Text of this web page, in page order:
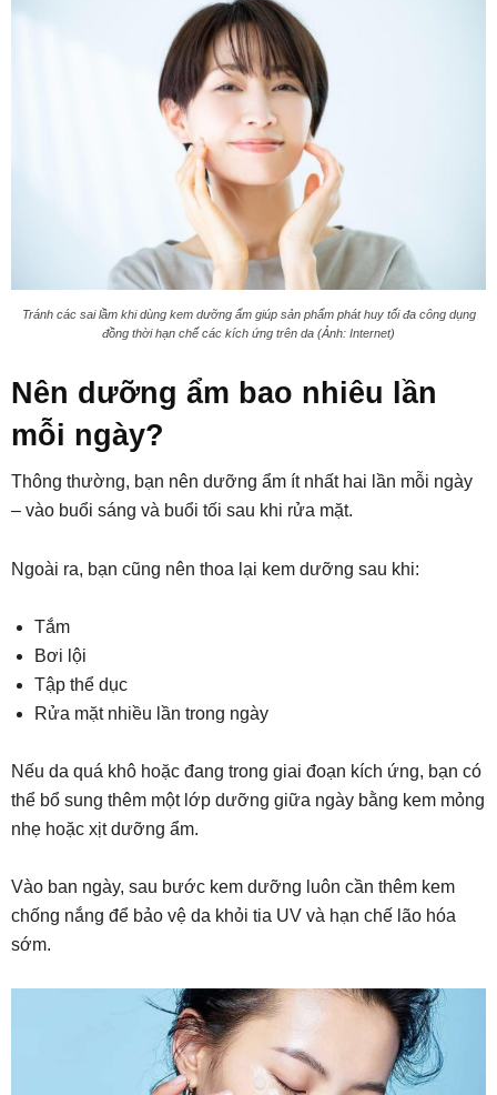
Tránh các sai lầm khi dùng kem dưỡng ẩm giúp sản phẩm phát huy tối đa công dụng
đồng thời hạn chế các kích ứng trên da (Ảnh: Internet)
Nên dưỡng ẩm bao nhiêu lần
mỗi ngày?
Thông thường, bạn nên dưỡng ẩm ít nhất hai lần mỗi ngày
– vào buổi sáng và buổi tối sau khi rửa mặt.
Ngoài ra, bạn cũng nên thoa lại kem dưỡng sau khi:
Tắm
Bơi lội
Tập thể dục
Rửa mặt nhiều lần trong ngày
Nếu da quá khô hoặc đang trong giai đoạn kích ứng, bạn có
thể bổ sung thêm một lớp dưỡng giữa ngày bằng kem mỏng
nhẹ hoặc xịt dưỡng ẩm.
Vào ban ngày, sau bước kem dưỡng luôn cần thêm kem
chống nắng để bảo vệ da khỏi tia UV và hạn chế lão hóa
sớm.